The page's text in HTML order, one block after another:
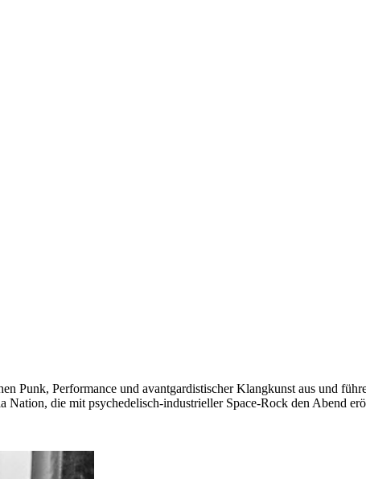
Punk, Performance und avantgardistischer Klangkunst aus und
die mit psychedelisch-industrieller Space-Rock den Abend